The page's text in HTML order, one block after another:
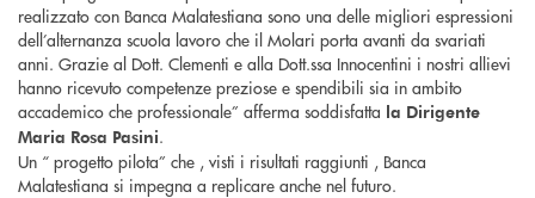
realizzato con Banca Malatestiana sono una delle migliori espressioni
dell’alternanza scuola lavoro che il Molari porta avanti da svariati
anni. Grazie al Dott. Clementi e alla Dott.ssa Innocentini i nostri allievi
hanno ricevuto competenze preziose e spendibili sia in ambito
accademico che professionale” afferma soddisfatta la Dirigente
Maria Rosa Pasini.
Un “ progetto pilota” che , visti i risultati raggiunti , Banca
Malatestiana si impegna a replicare anche nel futuro.